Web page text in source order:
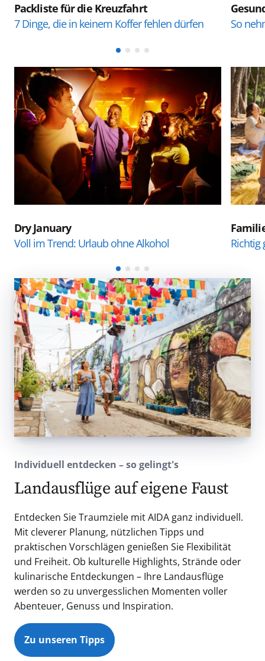
Packliste für die Kreuzfahrt
7 Dinge, die in keinem Koffer fehlen dürfen
So
Dry January
Voll im Trend: Urlaub ohne Alkohol
Richtig
Individuell entdecken – so gelingt's
Landausflüge auf eigene Faust
Entdecken Sie Traumziele mit AIDA ganz individuell.
Mit cleverer Planung, nützlichen Tipps und
praktischen Vorschlägen genießen Sie Flexibilität
und Freiheit. Ob kulturelle Highlights, Strände oder
kulinarische Entdeckungen – Ihre Landausflüge
werden so zu unvergesslichen Momenten voller
Abenteuer, Genuss und Inspiration.
Zu unseren Tipps